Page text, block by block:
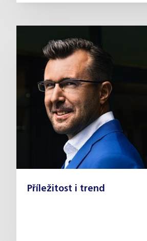
Příležitost i trend